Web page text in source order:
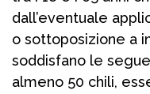
dall’eventuale
o sottoposizione a
soddisfano le
almeno 50 chili,